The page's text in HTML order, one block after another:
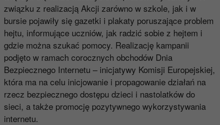
związku z realizacją Akcji zarówno w szkole, jak i w
bursie pojawiły się gazetki i plakaty poruszające problem
hejtu, informujące uczniów, jak radzić sobie z hejtem i
gdzie można szukać pomocy. Realizację kampanii
podjęto w ramach corocznych obchodów Dnia
Bezpiecznego Internetu – inicjatywy Komisji Europejskiej,
która ma na celu inicjowanie i propagowanie działań na
rzecz bezpiecznego dostępu dzieci i nastolatków do
sieci, a także promocję pozytywnego wykorzystywania
internetu.